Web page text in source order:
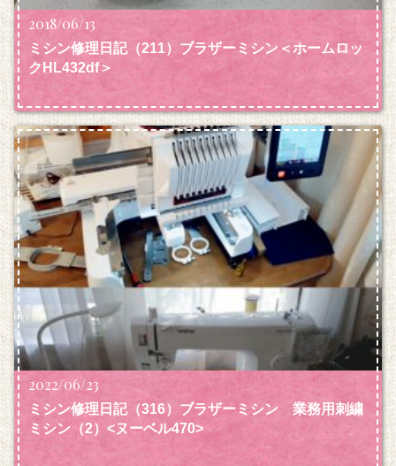
2018/06/13
ミシン修理日記（211）ブラザーミシン＜ホームロッ
クHL432df＞
2022/06/23
ミシン修理日記（316）ブラザーミシン 業務用刺繍
ミシン （2）<ヌーベル470>